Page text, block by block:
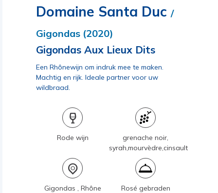
Domaine Santa Duc /
Gigondas (2020)
Gigondas Aux Lieux Dits
Een Rhônewijn om indruk mee te maken.
Machtig en rijk. Ideale partner voor uw
wildbraad.
Rode wijn
grenache noir,
syrah,mourvèdre,cinsault
Gigondas , Rhône
Rosé gebraden